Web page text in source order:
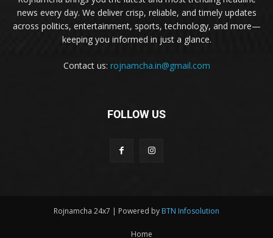
news every day. We deliver crisp, reliable, and timely updates
across politics, entertainment, sports, technology, and more—
keeping you informed in just a glance.
Contact us: rojnamcha.in@gmail.com
FOLLOW US
Rojnamcha 24x7 | Powered by BTN Infosolution
Home